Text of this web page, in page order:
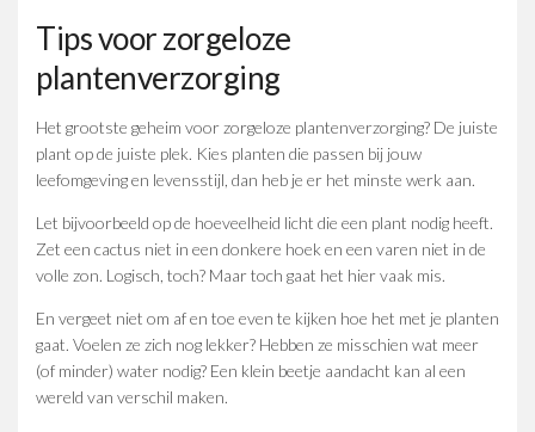
Tips voor zorgeloze
plantenverzorging
Het grootste geheim voor zorgeloze plantenverzorging? De juiste
plant op de juiste plek. Kies planten die passen bij jouw
leefomgeving en levensstijl, dan heb je er het minste werk aan.
Let bijvoorbeeld op de hoeveelheid licht die een plant nodig heeft.
Zet een cactus niet in een donkere hoek en een varen niet in de
volle zon. Logisch, toch? Maar toch gaat het hier vaak mis.
En vergeet niet om af en toe even te kijken hoe het met je planten
gaat. Voelen ze zich nog lekker? Hebben ze misschien wat meer
(of minder) water nodig? Een klein beetje aandacht kan al een
wereld van verschil maken.